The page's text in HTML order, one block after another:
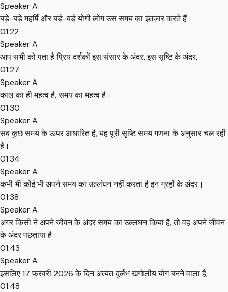
Speaker A
बड़े-बड़े महर्षि और बड़े-बड़े योगी लोग उस समय का इंतजार करते हैं।
01:22
Speaker A
आप सभी को पता है प्रिय दर्शकों इस संसार के अंदर, इस सृष्टि के अंदर,
01:27
Speaker A
काल का ही महत्व है, समय का महत्व है।
01:30
Speaker A
सब कुछ समय के ऊपर आधारित है, यह पूरी सृष्टि समय गणना के अनुसार चल रही
है।
01:34
Speaker A
कभी भी कोई भी अपने समय का उल्लंघन नहीं करता है इन ग्रहों के अंदर।
01:38
Speaker A
अगर किसी ने अपने जीवन के अंदर समय का उल्लंघन किया है, तो वह अपने जीवन
के अंदर पछताया है।
01:43
Speaker A
इसलिए 17 फरवरी 2026 के दिन अत्यंत दुर्लभ खगोलीय योग बनने वाला है,
01:48